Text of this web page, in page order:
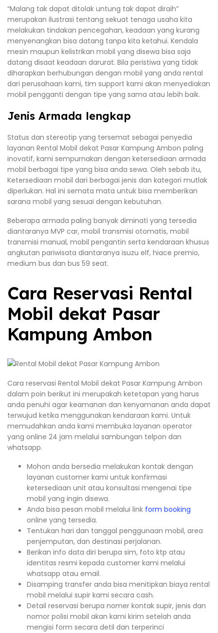
“Malang tak dapat ditolak untung tak dapat diraih”
merupakan ilustrasi tentang sekuat tenaga usaha kita
melakukan tindakan pencegahan, keadaan yang kurang
menyenangkan bisa datang tanpa kita ketahui. Kendala
mesin maupun kelistrikan mobil yang disewa bisa saja
datang disaat keadaan darurat. Bila peristiwa yang tidak
diharapkan berhubungan dengan mobil yang anda rental
dari perusahaan kami, tim support kami akan menyediakan
mobil pengganti dengan tipe yang sama atau lebih baik.
Jenis Armada lengkap
Status dan stereotip yang tersemat sebagai penyedia
layanan Rental Mobil dekat Pasar Kampung Ambon paling
inovatif, kami sempurnakan dengan ketersediaan armada
mobil berbagai tipe yang bisa anda sewa. Oleh sebab itu,
Ketersediaan mobil dari berbagai jenis dan kategori mutlak
diperlukan. Hal ini semata mata untuk bisa memberikan
sarana mobil yang sesuai dengan kebutuhan.
Beberapa armada paling banyak diminati yang tersedia
diantaranya MVP car, mobil transmisi otomatis, mobil
transmisi manual, mobil pengantin serta kendaraan khusus
angkutan pariwisata diantaranya isuzu elf, hiace premio,
medium bus dan bus 59 seat.
Cara Reservasi Rental
Mobil dekat Pasar
Kampung Ambon
Cara reservasi Rental Mobil dekat Pasar Kampung Ambon
dalam poin berikut ini merupakah ketetapan yang harus
anda penuhi agar keamanan dan kenyamanan anda dapat
terwujud ketika menggunakan kendaraan kami. Untuk
memudahkan anda kami membuka layanan operator
yang online 24 jam melalui sambungan telpon dan
whatsapp.
Mohon anda bersedia melakukan kontak dengan
layanan customer kami untuk konfirmasi
ketersediaan unit atau konsultasi mengenai tipe
mobil yang ingin disewa.
Anda bisa pesan mobil melalui link form booking
online yang tersedia.
Tentukan hari dan tanggal penggunaan mobil, area
penjemputan, dan destinasi perjalanan.
Berikan info data diri berupa sim, foto ktp atau
identitas resmi kepada customer kami melalui
whatsapp atau email.
Disamping transfer anda bisa menitipkan biaya rental
mobil melalui supir kami secara cash.
Detail reservasi berupa nomer kontak supir, jenis dan
nomor polisi mobil akan kami kirim setelah anda
mengisi form secara detil dan terperinci